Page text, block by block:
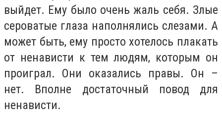
выйдет. Ему было очень жаль себя. Злые
сероватые глаза наполнялись слезами. А
может быть, ему просто хотелось плакать
от ненависти к тем людям, которым он
проиграл. Они оказались правы. Он –
нет. Вполне достаточный повод для
ненависти.